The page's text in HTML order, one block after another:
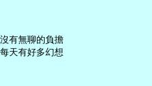
有無聊的負擔
天有好多幻想